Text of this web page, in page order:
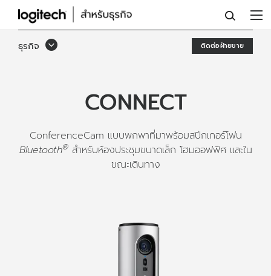
LOGITECH
CONFERENCECAM
ธุรกิจ ติดต่อฝ่ายขาย
CONNECT
ConferenceCam แบบพกพาที่มาพร้อมสปีกเกอร์โฟน
Bluetooth®สำหรับห้องประชุมขนาดเล็ก โฮมออฟฟิศ และใน
ขณะเดินทาง